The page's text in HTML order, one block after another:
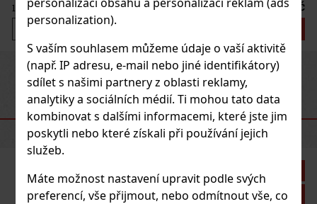
personalization).
S vaším souhlasem můžeme údaje o vaší aktivitě
(např. IP adresu, e-mail nebo jiné identifikátory)
sdílet s našimi partnery z oblasti reklamy,
analytiky a sociálních médií. Ti mohou tato data
kombinovat s dalšími informacemi, které jste jim
poskytli nebo které získali při používání jejich
služeb.
Máte možnost nastavení upravit podle svých
preferencí, vše přijmout, nebo odmítnout vše, co
122 Kč bez DPH 148 Kč
PreviousNext
DOPORUČENÉ PRODUKTY
Sleva: 21%
Akce